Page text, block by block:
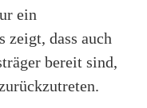
ein
zeigt, dass auch
bereit sind,